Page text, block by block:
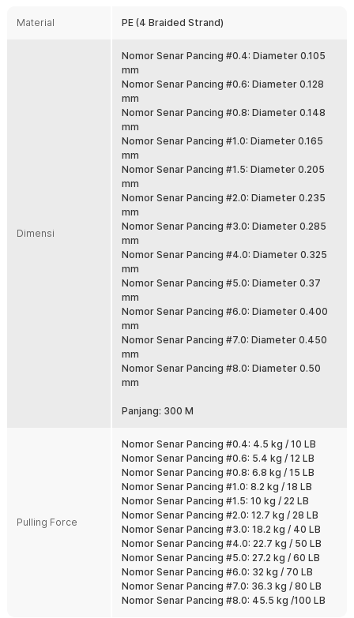
Overview
Gunakan senar pancing PE braided 300M dari TaffSPORT yang dirancang
kuat, halus, dan tahan abrasi untuk berbagai kondisi memancing. Cocok
digunakan di laut, sungai, dan kolam dengan performa stabil saat casting
maupun fight ikan besar. Solusi tepat untuk pemancing pemula hingga
Material PE Braided 4 Strand Kuat
Menggunakan bahan PE braided 4 anyaman yang terkenal kuat dan
tahan lama. Struktur serat rapat membantu menahan tarikan besar
saat strike. Cocok untuk area berbatu, karang, dan spot ekstrem.
Panjang 300 M Lebih Fleksibel
Dengan panjang 300 M, senar cukup untuk pengisian spool reel
ukuran kecil hingga menengah. Bisa digunakan untuk beberapa
setup sekaligus. Lebih hemat dibanding membeli spool kecil
Diameter Presisi dan Casting Jauh
Diameter senar dibuat presisi agar lebih licin saat keluar dari spool.
Membantu lemparan lebih jauh dan akurat saat casting. Sangat
cocok untuk teknik mancing aktif.
sensitif terhadap getaran kecil. Gigitan ikan lebih cepat terasa di
Tahan Abrasi dan Air Asin
Dirancang untuk menghadapi air tawar maupun air asin. Tetap
tangguh digunakan pada spot dengan batu, kayu, atau karang.
Cocok untuk pemancing harian maupun trip laut.
Banyak Pilihan Ukuran PE
Tersedia dari ukuran thick line kecil hingga besar sesuai target ikan.
Bisa dipilih untuk ikan kecil, predator air tawar, hingga ikan laut
besar. Tinggal sesuaikan dengan reel dan teknik memancing Anda.
Kelengkapan Produk
Material PE (4 Braided Strand)
Dimensi
Nomor Senar Pancing #0.4: Diameter 0.105
mm
Nomor Senar Pancing #0.6: Diameter 0.128
mm
Nomor Senar Pancing #0.8: Diameter 0.148
mm
Nomor Senar Pancing #1.0: Diameter 0.165
mm
Nomor Senar Pancing #1.5: Diameter 0.205
mm
Nomor Senar Pancing #2.0: Diameter 0.235
mm
Nomor Senar Pancing #3.0: Diameter 0.285
mm
Nomor Senar Pancing #4.0: Diameter 0.325
mm
Nomor Senar Pancing #5.0: Diameter 0.37
mm
Nomor Senar Pancing #6.0: Diameter 0.400
mm
Nomor Senar Pancing #7.0: Diameter 0.450
mm
Nomor Senar Pancing #8.0: Diameter 0.50
mm
Panjang: 300 M
Pulling Force
Nomor Senar Pancing #0.4: 4.5 kg / 10 LB
Nomor Senar Pancing #0.6: 5.4 kg / 12 LB
Nomor Senar Pancing #0.8: 6.8 kg / 15 LB
Nomor Senar Pancing #1.0: 8.2 kg / 18 LB
Nomor Senar Pancing #1.5: 10 kg / 22 LB
Nomor Senar Pancing #2.0: 12.7 kg / 28 LB
Nomor Senar Pancing #3.0: 18.2 kg / 40 LB
Nomor Senar Pancing #4.0: 22.7 kg / 50 LB
Nomor Senar Pancing #5.0: 27.2 kg / 60 LB
Nomor Senar Pancing #6.0: 32 kg / 70 LB
Nomor Senar Pancing #7.0: 36.3 kg / 80 LB
Nomor Senar Pancing #8.0: 45.5 kg /100 LB